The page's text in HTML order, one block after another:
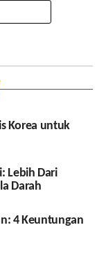
Korea untuk
Lebih Dari
Darah
4 Keuntungan